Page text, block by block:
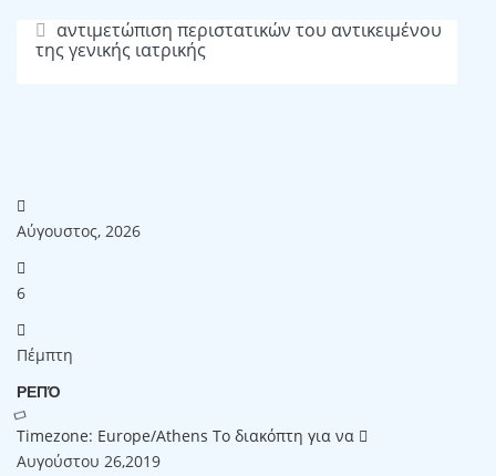
αντιμετώπιση περιστατικών του αντικειμένου
της γενικής ιατρικής
Αύγουστος, 2026
6
Πέμπτη
ΡΕΠΌ
Timezone: Europe/Athens Το διακόπτη για να
Αυγούστου 26,2019